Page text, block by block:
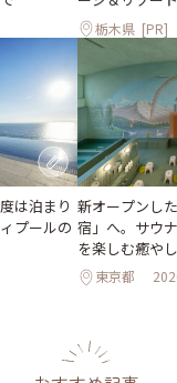
栃木県 [PR]
は泊まり
プールの
新オープンし
宿」へ。サウ
を楽しむ癒や
東京都